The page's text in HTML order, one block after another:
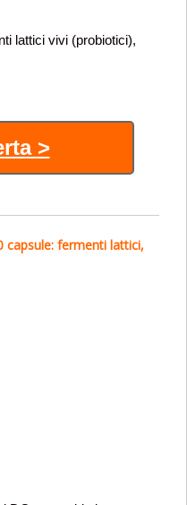
lattici vivi (probiotici),
>
capsule: fermenti lattici,